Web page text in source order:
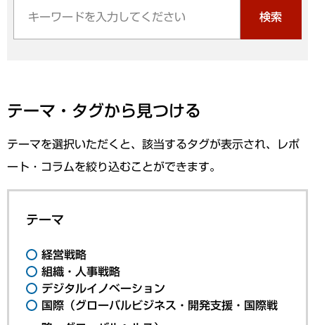
検索
テーマ・タグから見つける
テーマを選択いただくと、該当するタグが表示され、レポ
ート・コラムを絞り込むことができます。
テーマ
経営戦略
組織・人事戦略
デジタルイノベーション
国際（グローバルビジネス・開発支援・国際戦